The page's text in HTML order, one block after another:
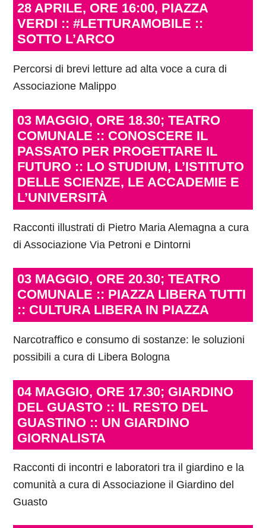
28 APRILE, ORE 16:00, PIAZZA
VERDI :: #LETTURAMOBILE ::
SOTTO L’ARCO
Percorsi di brevi letture ad alta voce a cura di
Associazione Malippo
03 MAGGIO, ORE 18.30; TEATRO
COMUNALE :: CONOSCERE IL
PASSATO PER PROGETTARE IL
FUTURO :: LO STUDIUM, L’ISTITUTO
DELLE SCIENZE, LE ACCADEMIE E
L’UNIVERSITÀ
Racconti illustrati di Pietro Maria Alemagna a cura
di Associazione Via Petroni e Dintorni
03 MAGGIO, ORE 20.30; TEATRO
COMUNALE :: PIAZZA LIBERA TUTTI
:: CULTURA LIBERA IN PIAZZA
Narcotraffico e consumo di sostanze: le soluzioni
possibili a cura di Libera Bologna
04 MAGGIO, ORE 17.30; GIARDINO
DEL GUASTO :: IL RESTO DEL
GUASTINO :: UN GIARDINO
GIORNALISTA
Racconti di incontri e laboratori tra il giardino e la
comunità a cura di Associazione il Giardino del
Guasto